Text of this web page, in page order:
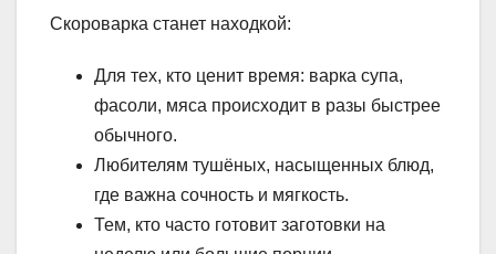
Скороварка станет находкой:
Для тех, кто ценит время: варка супа,
фасоли, мяса происходит в разы быстрее
обычного.
Любителям тушёных, насыщенных блюд,
где важна сочность и мягкость.
Тем, кто часто готовит заготовки на